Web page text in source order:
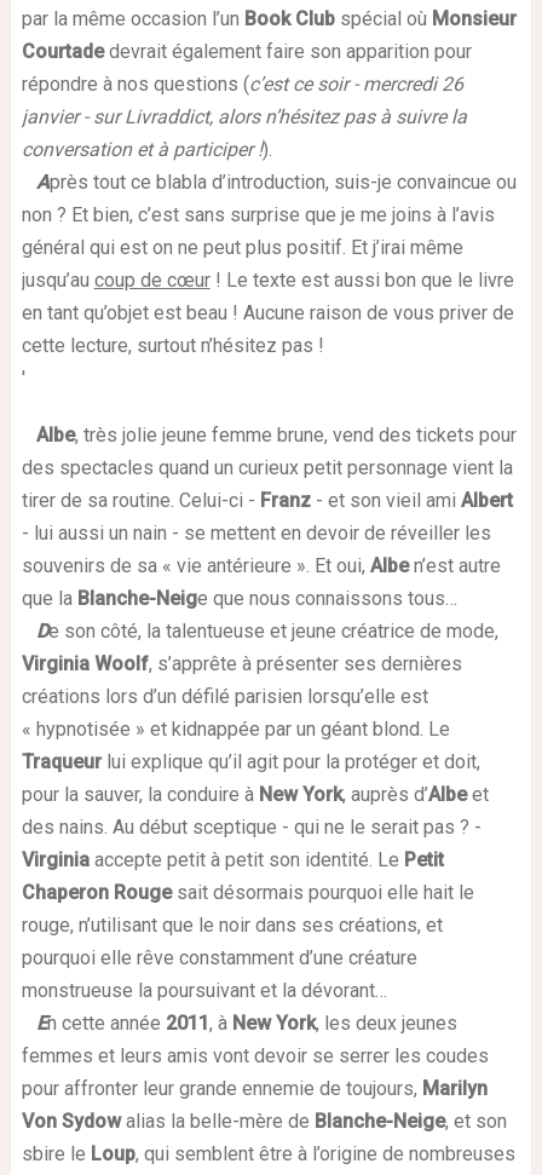
par la même occasion l’un Book Clubspécial où Monsieur
Courtadedevrait également faire son apparition pour
répondre à nos questions (c’est ce soir - mercredi 26
janvier - sur Livraddict, alors n’hésitez pas à suivre la
conversation et à participer !).
Après tout ce blabla d’introduction, suis-je convaincue ou
non ? Et bien, c’est sans surprise que je me joins à l’avis
général qui est on ne peut plus positif. Et j’irai même
jusqu’au coup de cœur! Le texte est aussi bon que le livre
en tant qu’objet est beau ! Aucune raison de vous priver de
cette lecture, surtout n’hésitez pas !
'
Albe, très jolie jeune femme brune, vend des tickets pour
des spectacles quand un curieux petit personnage vient la
tirer de sa routine. Celui-ci - Franz - et son vieil ami Albert
- lui aussi un nain - se mettent en devoir de réveiller les
souvenirs de sa « vie antérieure ». Et oui, Alben’est autre
que la Blanche-Neige que nous connaissons tous…
De son côté, la talentueuse et jeune créatrice de mode,
Virginia Woolf, s’apprête à présenter ses dernières
créations lors d’un défilé parisien lorsqu’elle est
« hypnotisée » et kidnappée par un géant blond. Le
Traqueur lui explique qu’il agit pour la protéger et doit,
pour la sauver, la conduire à New York, auprès d’Albeet
des nains. Au début sceptique - qui ne le serait pas ? -
Virginia accepte petit à petit son identité. Le Petit
Chaperon Rougesait désormais pourquoi elle hait le
rouge, n’utilisant que le noir dans ses créations, et
pourquoi elle rêve constamment d’une créature
monstrueuse la poursuivant et la dévorant…
En cette année 2011 , à New York, les deux jeunes
femmes et leurs amis vont devoir se serrer les coudes
pour affronter leur grande ennemie de toujours, Marilyn
Von Sydowalias la belle-mère de Blanche-Neige, et son
sbire le Loup, qui semblent être à l’origine de nombreuses